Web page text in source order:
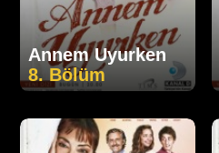
Annem Uyurken
8. Bölüm